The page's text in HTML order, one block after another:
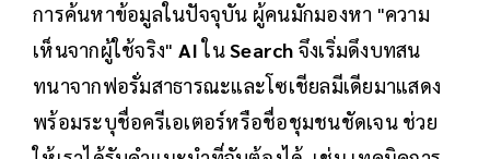
การค้นหาข้อมูลในปัจจุบัน ผู้คนมักมองหา "ความ
เห็นจากผู้ใช้จริง" AIในSearch จึงเริ่มดึงบทสน
ทนาจากฟอรั่มสาธารณะและโซเชียลมีเดียมาแสดง
พร้อมระบุชื่อครีเอเตอร์หรือชื่อชุมชนชัดเจน ช่วย